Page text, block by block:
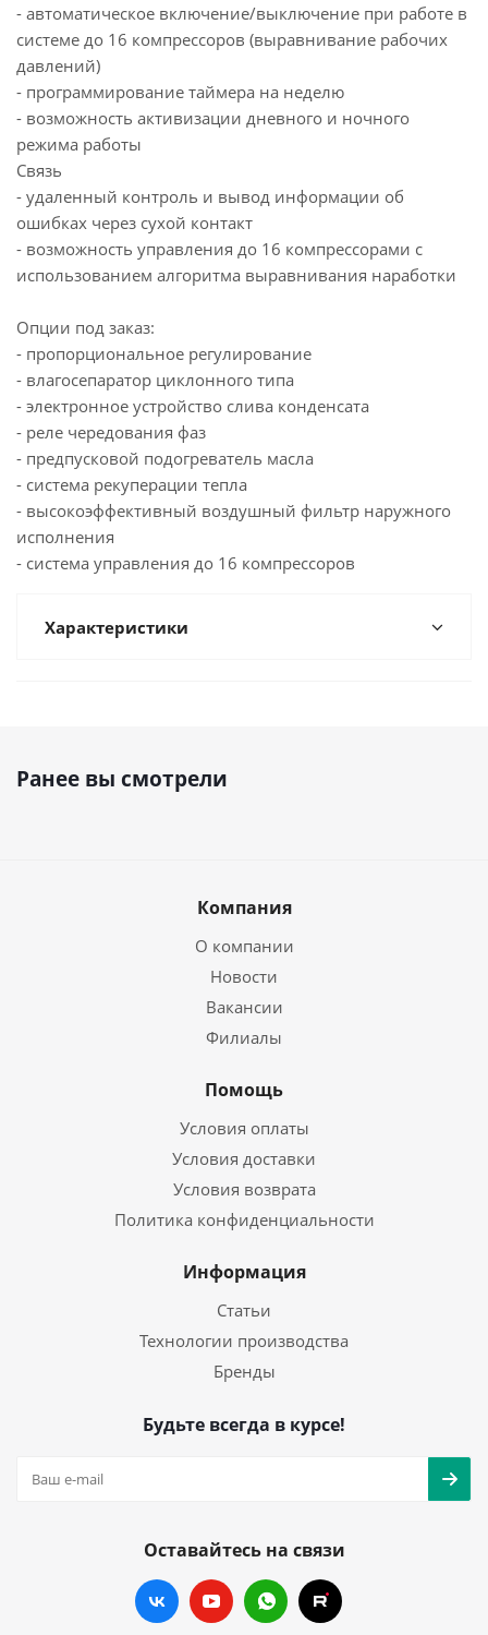
- автоматическое включение/выключение при работе в
системе до 16 компрессоров (выравнивание рабочих
давлений)
- программирование таймера на неделю
- возможность активизации дневного и ночного
режима работы
Связь
- удаленный контроль и вывод информации об
ошибках через сухой контакт
- возможность управления до 16 компрессорами с
использованием алгоритма выравнивания наработки
Опции под заказ:
- пропорциональное регулирование
- влагосепаратор циклонного типа
- электронное устройство слива конденсата
- реле чередования фаз
- предпусковой подогреватель масла
- система рекуперации тепла
- высокоэффективный воздушный фильтр наружного
исполнения
- система управления до 16 компрессоров
Характеристики
Ранее вы смотрели
Компания
О компании
Новости
Вакансии
Филиалы
Помощь
Условия оплаты
Условия доставки
Условия возврата
Политика конфиденциальности
Информация
Статьи
Технологии производства
Бренды
Будьте всегда в курсе!
Оставайтесь на связи